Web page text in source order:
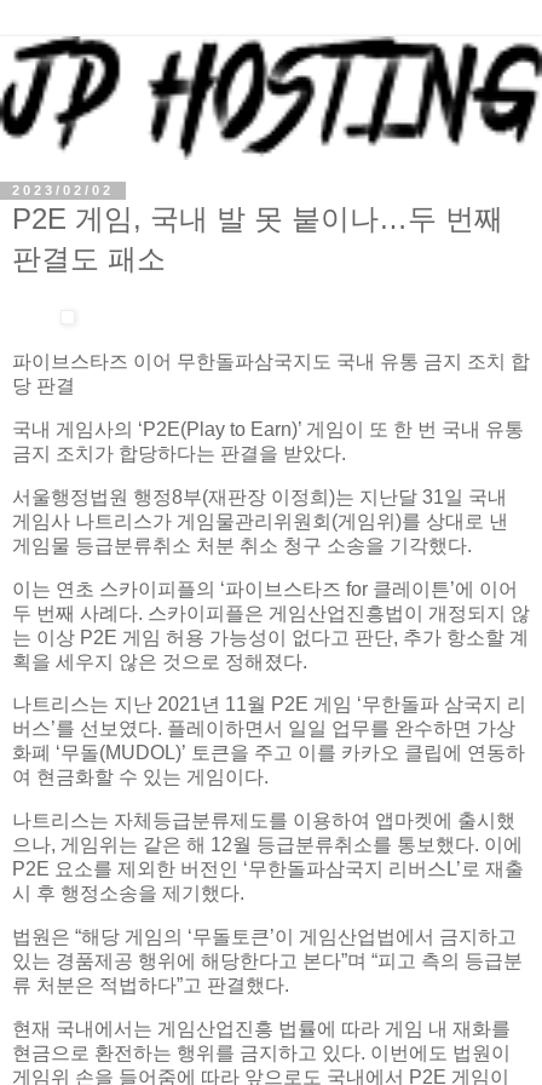
2023/02/02
P2E 게임, 국내 발 못 붙이나…두 번째
판결도 패소
파이브스타즈 이어 무한돌파삼국지도 국내 유통 금지 조치 합
당 판결
국내 게임사의 ‘P2E(Play to Earn)’ 게임이 또 한 번 국내 유통
금지 조치가 합당하다는 판결을 받았다.
서울행정법원 행정8부(재판장 이정희)는 지난달 31일 국내
게임사 나트리스가 게임물관리위원회(게임위)를 상대로 낸
게임물 등급분류취소 처분 취소 청구 소송을 기각했다.
이는 연초 스카이피플의 ‘파이브스타즈 for 클레이튼’에 이어
두 번째 사례다. 스카이피플은 게임산업진흥법이 개정되지 않
는 이상 P2E 게임 허용 가능성이 없다고 판단, 추가 항소할 계
획을 세우지 않은 것으로 정해졌다.
나트리스는 지난 2021년 11월 P2E 게임 ‘무한돌파 삼국지 리
버스’를 선보였다. 플레이하면서 일일 업무를 완수하면 가상
화폐 ‘무돌(MUDOL)’ 토큰을 주고 이를 카카오 클립에 연동하
여 현금화할 수 있는 게임이다.
나트리스는 자체등급분류제도를 이용하여 앱마켓에 출시했
으나, 게임위는 같은 해 12월 등급분류취소를 통보했다. 이에
P2E 요소를 제외한 버전인 ‘무한돌파삼국지 리버스L’로 재출
시 후 행정소송을 제기했다.
법원은 “해당 게임의 ‘무돌토큰’이 게임산업법에서 금지하고
있는 경품제공 행위에 해당한다고 본다”며 “피고 측의 등급분
류 처분은 적법하다”고 판결했다.
현재 국내에서는 게임산업진흥 법률에 따라 게임 내 재화를
현금으로 환전하는 행위를 금지하고 있다. 이번에도 법원이
게임위 손을 들어줌에 따라 앞으로도 국내에서 P2E 게임이